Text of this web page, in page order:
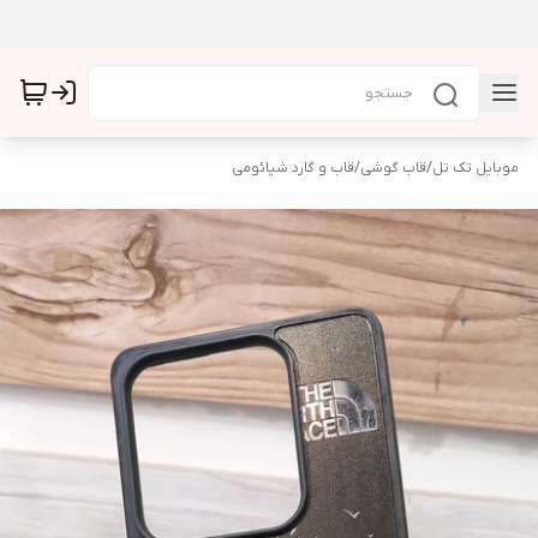
موبایل تک تل/قاب گوشی/قاب و گارد شیائومی